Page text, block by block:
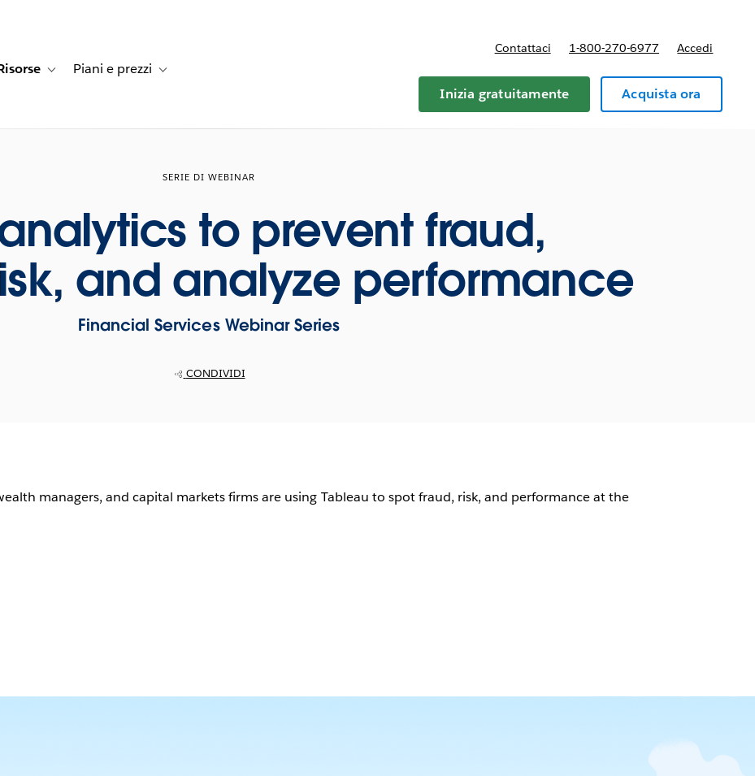
Storie dei clienti
sub-navigation for Soluzioni
Toggle sub-navigation for Risorse
Piani e prezzi Toggle sub-navigation for Piani e prezzi
Contattaci 1-800-270-6977 Accedi
Inizia gratuitamente Acquista ora
SERIE DI WEBINAR
to prevent fraud,
and analyze performance
Financial Services Webinar Series
CONDIVIDI
managers, and capital markets firms are using Tableau to spot fraud, risk, and performance at the